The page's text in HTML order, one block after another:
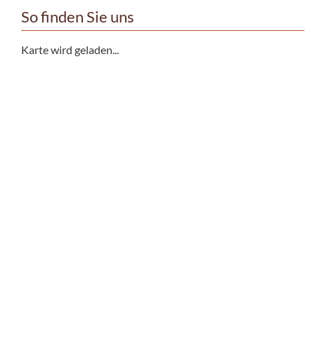
So finden Sie uns
Karte wird geladen...